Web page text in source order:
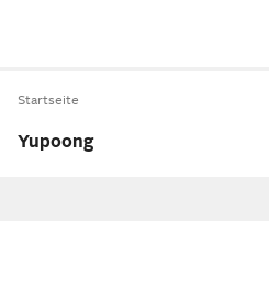
Startseite
Yupoong